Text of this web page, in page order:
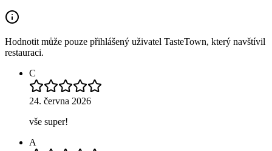
Hodnotit může pouze přihlášený uživatel TasteTown, který navštívil
restauraci.
C
24. června 2026
vše super!
A